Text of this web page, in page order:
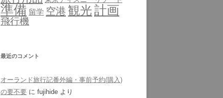
準備 留学 空港 観光計画
飛行機
最近のコメント
オーランド旅行記番外編・事前予約(購入)
の要不要 に fujihide より